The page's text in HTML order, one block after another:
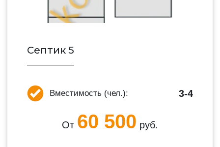
Септик 5
Вместимость (чел.): 3-4
От 60 500 руб.